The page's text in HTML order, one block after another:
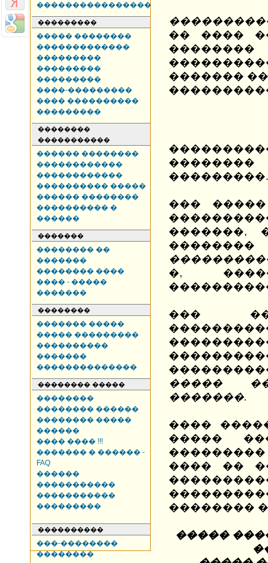
����������������
���������
����� ��������
�������������
���������
���������
���������
����-���������
���� ����������
���������
��������
�����������
������ ��������
������������
������������
���������� �����
������ ��������
���������� �
������
�������
�������� ��
�������
�������� ����
���� - �����
�������
��������
������� �����
����� ���������
����������
�������
��������������
�������� �����
��������
�������� ������
�������� �����
������
���� ���� !!!
������� � ������ -
FAQ
������
�����������
�����������
���������
����������
���-��������
��������
�� ����
�������
���������.
���
�������,
�,
���
�����
�������.
����
�����
���� ��
��������
�����